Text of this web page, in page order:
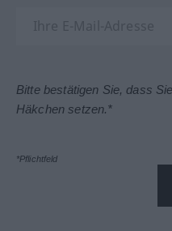
Bitte bestätigen Sie, dass
Häkchen setzen.*
*Pflichtfeld